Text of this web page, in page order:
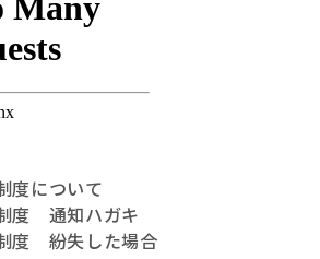
度について
度 通知ハガキ
度 紛失した場合